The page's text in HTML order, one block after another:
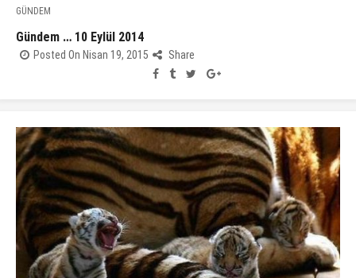
GÜNDEM
Gündem … 10 Eylül 2014
Posted On Nisan 19, 2015 Share